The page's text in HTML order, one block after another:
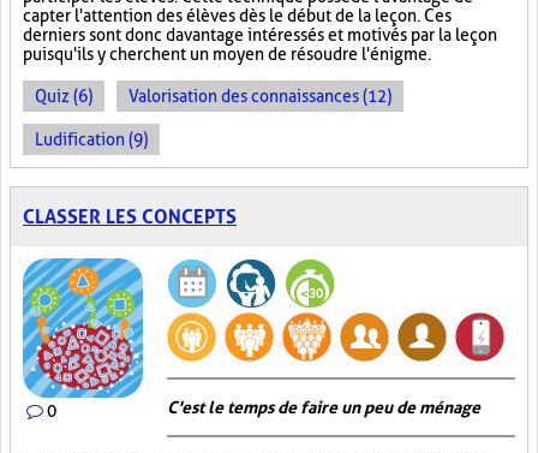
capter l'attention des élèves dès le début de la leçon. Ces
derniers sont donc davantage intéressés et motivés par la leçon
puisqu'ils y cherchent un moyen de résoudre l'énigme.
Quiz (6) Valorisation des connaissances (12)
Ludification (9)
CLASSER LES CONCEPTS
0 C'est le temps de faire un peu de ménage